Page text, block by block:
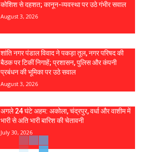
कोशिश से दहशत; कानून-व्यवस्था पर उठे गंभीर सवाल
August 3, 2026
शांति नगर पंडाल विवाद ने पकड़ा तूल, नगर परिषद की
बैठक पर टिकीं निगाहें; प्रशासन, पुलिस और कंपनी
प्रबंधन की भूमिका पर उठे सवाल
August 3, 2026
अगले 24 घंटे अहम: अकोला, चंद्रपुर, वर्धा और वाशीम में
भारी से अति भारी बारिश की चेतावनी
July 30, 2026